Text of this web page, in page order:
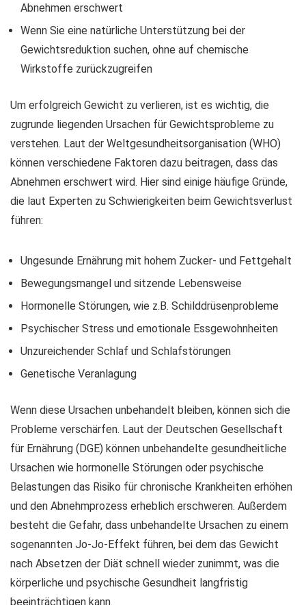
Abnehmen erschwert
Wenn Sie eine natürliche Unterstützung bei der
Gewichtsreduktion suchen, ohne auf chemische
Wirkstoffe zurückzugreifen
Um erfolgreich Gewicht zu verlieren, ist es wichtig, die
zugrunde liegenden Ursachen für Gewichtsprobleme zu
verstehen. Laut der Weltgesundheitsorganisation (WHO)
können verschiedene Faktoren dazu beitragen, dass das
Abnehmen erschwert wird. Hier sind einige häufige Gründe,
die laut Experten zu Schwierigkeiten beim Gewichtsverlust
führen:
Ungesunde Ernährung mit hohem Zucker- und Fettgehalt
Bewegungsmangel und sitzende Lebensweise
Hormonelle Störungen, wie z.B. Schilddrüsenprobleme
Psychischer Stress und emotionale Essgewohnheiten
Unzureichender Schlaf und Schlafstörungen
Genetische Veranlagung
Wenn diese Ursachen unbehandelt bleiben, können sich die
Probleme verschärfen. Laut der Deutschen Gesellschaft
für Ernährung (DGE) können unbehandelte gesundheitliche
Ursachen wie hormonelle Störungen oder psychische
Belastungen das Risiko für chronische Krankheiten erhöhen
und den Abnehmprozess erheblich erschweren. Außerdem
besteht die Gefahr, dass unbehandelte Ursachen zu einem
sogenannten Jo-Jo-Effekt führen, bei dem das Gewicht
nach Absetzen der Diät schnell wieder zunimmt, was die
körperliche und psychische Gesundheit langfristig
beeinträchtigen kann.